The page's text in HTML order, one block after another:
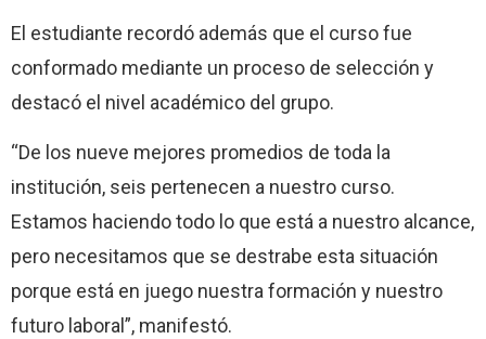
El estudiante recordó además que el curso fue
conformado mediante un proceso de selección y
destacó el nivel académico del grupo.
“De los nueve mejores promedios de toda la
institución, seis pertenecen a nuestro curso.
Estamos haciendo todo lo que está a nuestro alcance,
pero necesitamos que se destrabe esta situación
porque está en juego nuestra formación y nuestro
futuro laboral”, manifestó.